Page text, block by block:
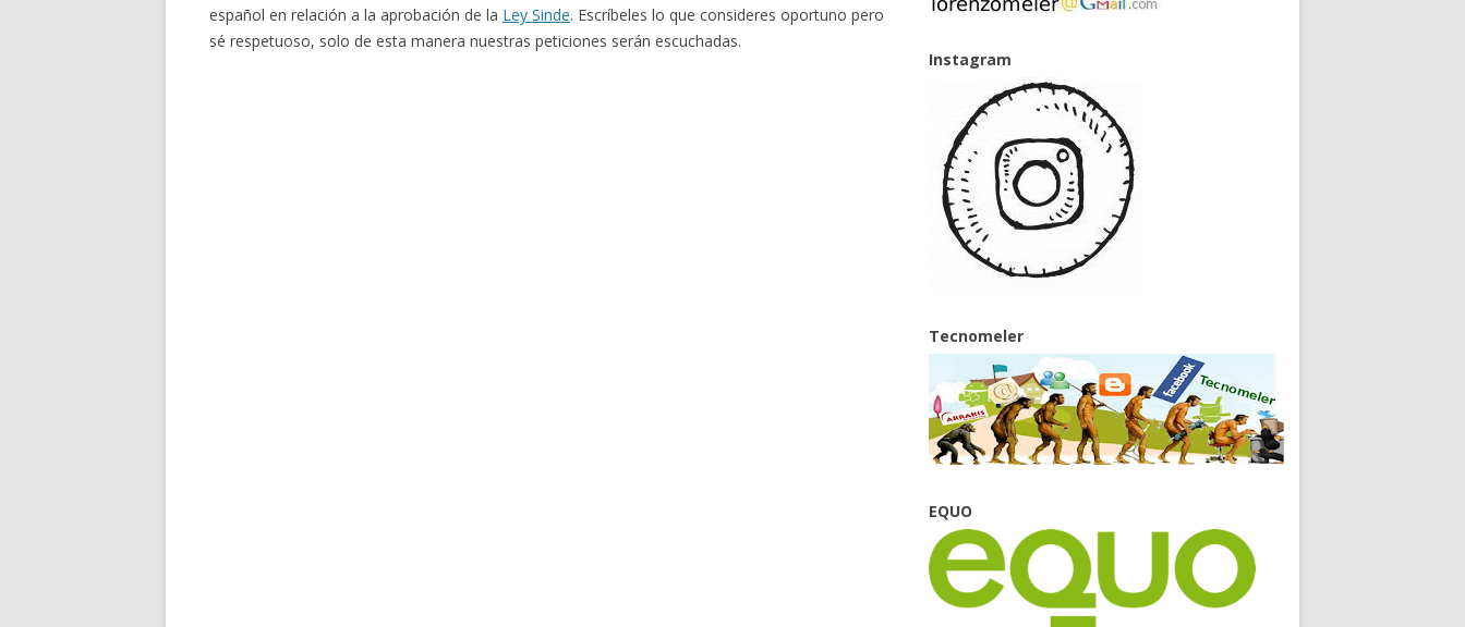
español en relación a la aprobación de la Ley Sinde. Escríbeles lo que consideres oportuno pero
sé respetuoso, solo de esta manera nuestras peticiones serán escuchadas.
Instagram
Tecnomeler
EQUO